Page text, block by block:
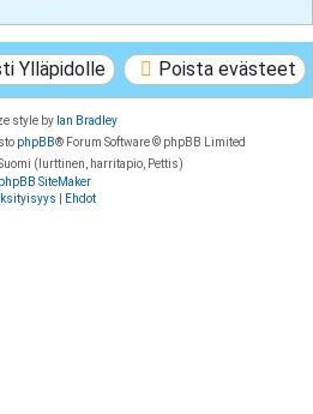
Poista evästeet
Ylläpidolle
style by Ian Bradley
phpBB® Forum Software © phpBB Limited
(lurttinen, harritapio, Pettis)
phpBB SiteMaker
Ehdot